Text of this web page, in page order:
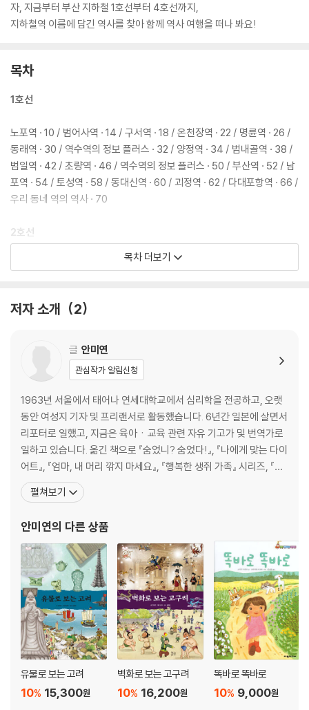
자, 지금부터 부산 지하철 1호선부터 4호선까지,
지하철역 이름에 담긴 역사를 찾아 함께 역사 여행을 떠나 봐요!
목차
1호선
노포역 · 10 / 범어사역 · 14 / 구서역 · 18 / 온천장역 · 22 / 명륜역 · 26 /
동래역 · 30 / 역수역의 정보 플러스 · 32 / 양정역 · 34 / 범내골역 · 38 /
범일역 · 42 / 초량역 · 46 / 역수역의 정보 플러스 · 50 / 부산역 · 52 / 남
포역 · 54 / 토성역 · 58 / 동대신역 · 60 / 괴정역 · 62 / 다대포항역 · 66 /
우리 동네 역의 역사 · 70
2호선
금곡역 · 74 / 율리역 · 76 / 구명역 · 78 / 역수역의 정보 플러스 · 82 / 모
백역 · 110 / 해운대역 · 114 / 우리 동네 역의 역사 · 116
구포역 · 120 / 역수역의 정보 플러스 · 122 / 만덕역 · 124 / 사직역 · 128 /
종합운동장역 · 130 / 망미역 · 132 / 수영역 · 136 / 우리 동네 역의 역사 ·
140
4호선
고촌역 · 144 / 윗반송역 · 148 / 충렬사역 · 150 / 수안역 · 152 / 역수역
의 정보 플러스 · 154 / 우리 동네 역의 역사 · 156
부산의 또 다른 전철
- 부산김해경전철, 동해선 광역전철 · 158
목차 더보기
저자 소개 2
글 안미연
관심작가 알림신청
1963년 서울에서 태어나 연세대학교에서 심리학을 전공하고, 오랫
동안 여성지 기자 및 프리랜서로 활동했습니다. 6년간 일본에 살면서
리포터로 일했고, 지금은 육아ㆍ교육 관련 자유 기고가 및 번역가로
일하고 있습니다. 옮긴 책으로 『숨었니? 숨었다!』, 『나에게 맞는 다이
어트』, 『엄마, 내 머리 깎지 마세요』, 『행복한 생쥐 가족』 시리즈, 『높
이 높이』, 『콧구멍을 후비면』, 『나는야 탐험가 쿤쿤』, 『뾰족산에 사는
리토라』, 『999마리 개구리 형제의 이사』 등이 있으며, 『몽룡이의 자
『또박또박 반갑게 인사해
펼쳐보기
안미연의 다른 상품
유물로 보는 고려
15,300원
10%
벽화로 보는 고구려
16,200원
10%
똑바로 똑바로
9,000원
10%